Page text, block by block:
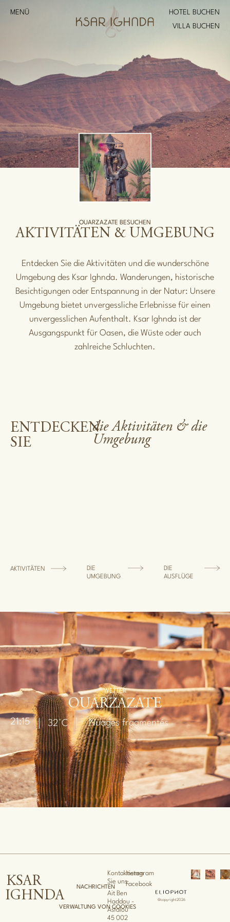
MENÜ
HOTEL BUCHEN
VILLA BUCHEN
OUARZAZATE BESUCHEN
AKTIVITÄTEN & UMGEBUNG
Entdecken Sie die Aktivitäten und die wunderschöne
Umgebung des Ksar Ighnda. Wanderungen, historische
Besichtigungen oder Entspannung in der Natur: Unsere
Umgebung bietet unvergessliche Erlebnisse für einen
unvergesslichen Aufenthalt. Ksar Ighnda ist der
Ausgangspunkt für Oasen, die Wüste oder auch
zahlreiche Schluchten.
ENTDECKEN
SIE
die Aktivitäten & die
Umgebung
AKTIVITÄTEN
DIE
UMGEBUNG
DIE
AUSFLÜGE
WETTER
OUARZAZATE
21:15 32°C Nuages fragmentés
KSAR
IGHNDA
NACHRICHTEN
VERWALTUNG VON COOKIES
Kontaktieren
Sie uns
Ait Ben
Haddou -
Asfalou
45 002
Instagram
Facebook
@copyright2026